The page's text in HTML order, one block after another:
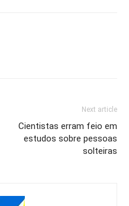
Next article
Cientistas erram feio em
estudos sobre pessoas
solteiras